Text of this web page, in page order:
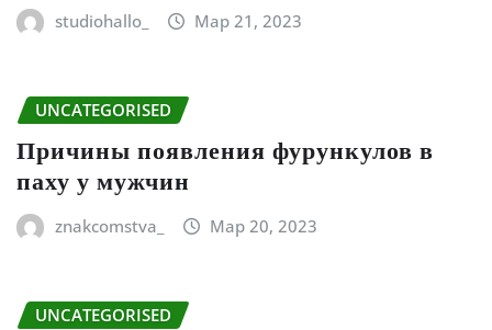
studiohallo_ Мар 21, 2023
UNCATEGORISED
Причины появления фурункулов в
паху у мужчин
znakcomstva_ Мар 20, 2023
UNCATEGORISED